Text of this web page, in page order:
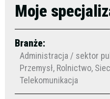
Moje
Branże:
Administracja / sektor
Przemysł, Rolnictwo,
Telekomunikacja